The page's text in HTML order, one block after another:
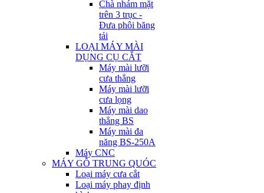
Chà nhám mặt
trên 3 trục -
Đưa phôi băng
tải
LOẠI MÁY MÀI
DỤNG CỤ CẮT
Máy mài lưỡi
cưa thẳng
Máy mài lưỡi
cưa lọng
Máy mài dao
thẳng BS
Máy mài đa
năng BS-250A
Máy CNC
MÁY GỖ TRUNG QUÓC
Loại máy cưa cắt
Loại máy phay định